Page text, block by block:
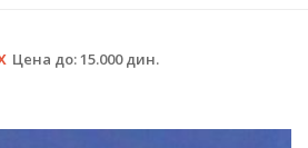
Цена до:15.000дин.